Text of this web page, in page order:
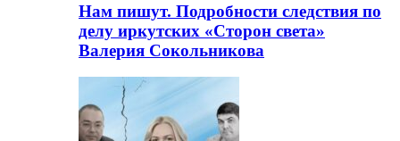
Нам пишут. Подробности следствия по
делу иркутских «Сторон света»
Валерия Сокольникова